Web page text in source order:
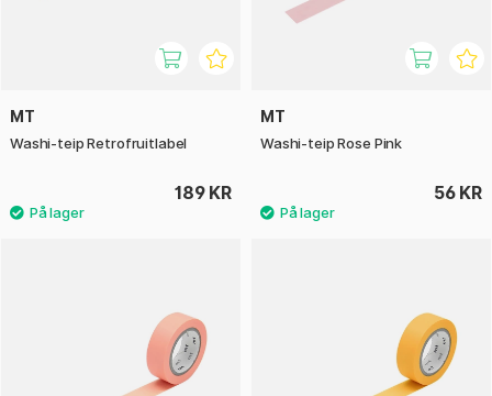
MT
Washi-teip Retrofruitlabel
189 KR
MT
Washi-teip Rose Pink
56 KR